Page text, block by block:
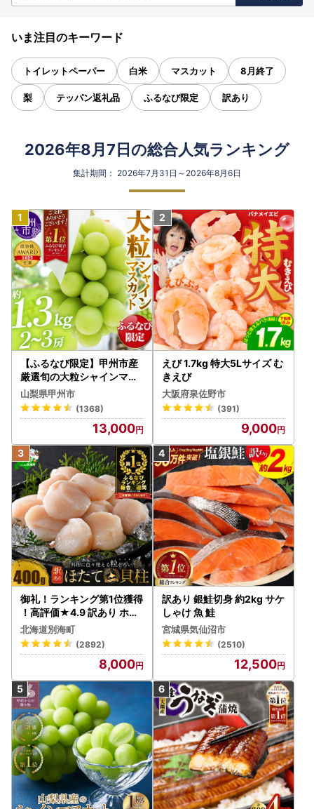
いま注目のキーワード
トイレットペーパー 白米 マスカット 8月終了
梨 テッパン返礼品 ふるなび限定 訳あり
2026年8月7日の総合人気ランキング
集計期間： 2026年7月31日～2026年8月6日
【ふるなび限定】甲州市産
厳選旬の大粒シャインマス
カット 約1.3kg 2～3房【2
026年発送】（MG）B12-
472 FN-Limited-VO シャ
インマスカット フルーツ
山梨県甲州市
(1368)
13,000
えび 1.7kg 特大5Lサイズ む
きえび
大阪府泉佐野市
(391)
9,000
御礼！ランキング第1位獲得
！高評価★4.9 訳あり ホタ
テ 400g（ほたて 帆立 貝柱
冷凍 ）
北海道別海町
(2892)
8,000
訳あり 銀鮭切身 約2kg サケ
しゃけ 魚 鮭
宮城県気仙沼市
(2510)
12,500